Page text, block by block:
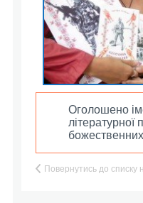
Оголошено
літературної
Повернутись до списку